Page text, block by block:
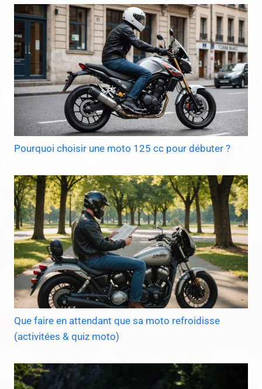
Pourquoi choisir une moto 125 cc pour débuter ?
Que faire en attendant que sa moto refroidisse
(activitées & quiz moto)